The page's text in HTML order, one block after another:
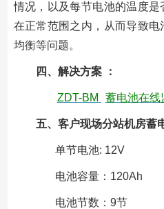
情况，以及每节电池的温度
在正常范围之内，从而导致
均衡等问题。
四、解决方案 ：
ZDT-BM 蓄电池在线
五、客户现场分站机房蓄
单节电池: 12V
电池容量：120Ah
电池节数：9节